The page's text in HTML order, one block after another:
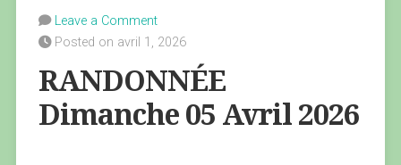
Leave a Comment
Posted on avril 1, 2026
RANDONNÉE
Dimanche 05 Avril 2026